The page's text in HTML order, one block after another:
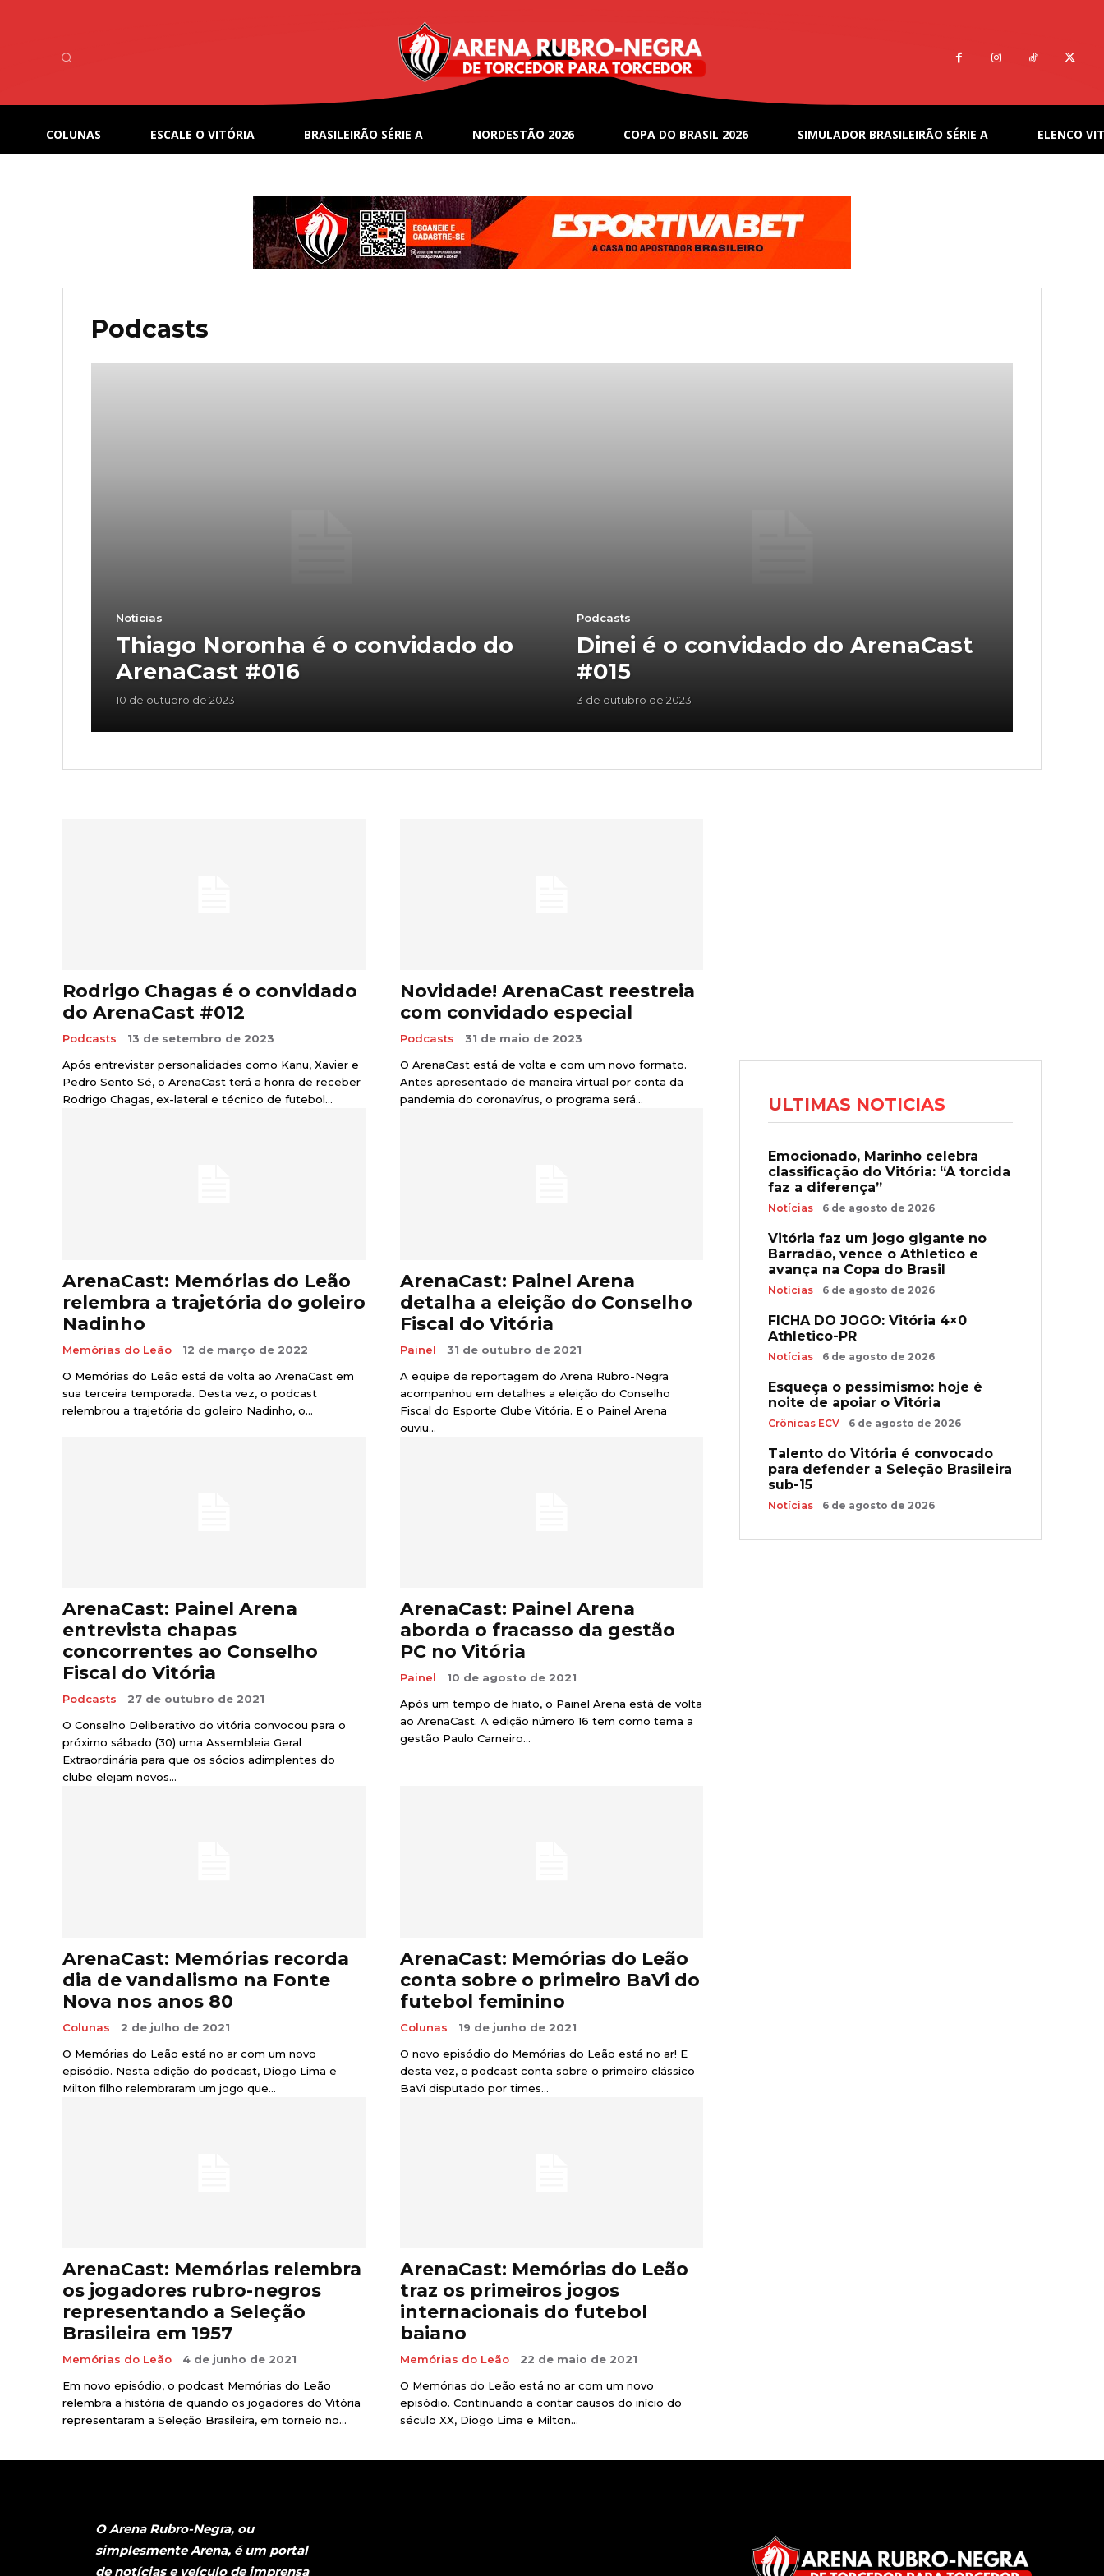
COLUNAS ESCALE O VITÓRIA BRASILEIRÃO SÉRIE A NORDESTÃO 2026 COPA DO BRASIL 2026 SIMULADOR BRASILEIRÃO SÉRIE A ELENCO
Podcasts
Notícias
Thiago Noronha é o convidado do
ArenaCast #016
10 de outubro de 2023
Podcasts
Dinei é o convidado do ArenaCast
#015
3 de outubro de 2023
Rodrigo Chagas é o convidado
do ArenaCast #012
Podcasts
13 de setembro de 2023
Após entrevistar personalidades como Kanu, Xavier e
Pedro Sento Sé, o ArenaCast terá a honra de receber
Rodrigo Chagas, ex-lateral e técnico de futebol...
Novidade! ArenaCast reestreia
com convidado especial
Podcasts
31 de maio de 2023
O ArenaCast está de volta e com um novo formato.
Antes apresentado de maneira virtual por conta da
pandemia do coronavírus, o programa será...
ArenaCast: Memórias do Leão
relembra a trajetória do goleiro
Nadinho
Memórias do Leão
12 de março de 2022
O Memórias do Leão está de volta ao ArenaCast em
sua terceira temporada. Desta vez, o podcast
relembrou a trajetória do goleiro Nadinho, o...
ArenaCast: Painel Arena
detalha a eleição do Conselho
Fiscal do Vitória
Painel
31 de outubro de 2021
A equipe de reportagem do Arena Rubro-Negra
acompanhou em detalhes a eleição do Conselho
Fiscal do Esporte Clube Vitória. E o Painel Arena
ouviu...
ArenaCast: Painel Arena
entrevista chapas
concorrentes ao Conselho
Fiscal do Vitória
Podcasts
27 de outubro de 2021
O Conselho Deliberativo do vitória convocou para o
próximo sábado (30) uma Assembleia Geral
Extraordinária para que os sócios adimplentes do
clube elejam novos...
ArenaCast: Painel Arena
aborda o fracasso da gestão
PC no Vitória
Painel
10 de agosto de 2021
Após um tempo de hiato, o Painel Arena está de volta
ao ArenaCast. A edição número 16 tem como tema a
gestão Paulo Carneiro...
ArenaCast: Memórias recorda
dia de vandalismo na Fonte
Nova nos anos 80
Colunas
2 de julho de 2021
O Memórias do Leão está no ar com um novo
episódio. Nesta edição do podcast, Diogo Lima e
Milton filho relembraram um jogo que...
ArenaCast: Memórias do Leão
conta sobre o primeiro BaVi do
futebol feminino
Colunas
19 de junho de 2021
O novo episódio do Memórias do Leão está no ar! E
desta vez, o podcast conta sobre o primeiro clássico
BaVi disputado por times...
ArenaCast: Memórias relembra
os jogadores rubro-negros
representando a Seleção
Brasileira em 1957
Memórias do Leão
4 de junho de 2021
Em novo episódio, o podcast Memórias do Leão
relembra a história de quando os jogadores do Vitória
representaram a Seleção Brasileira, em torneio no...
ArenaCast: Memórias do Leão
traz os primeiros jogos
internacionais do futebol
baiano
Memórias do Leão
22 de maio de 2021
O Memórias do Leão está no ar com um novo
episódio. Continuando a contar causos do início do
século XX, Diogo Lima e Milton...
ÚLTIMAS NOTÍCIAS
Emocionado, Marinho celebra
classificação do Vitória: “A torcida
faz a diferença”
Notícias 6 de agosto de 2026
Vitória faz um jogo gigante no
Barradão, vence o Athletico e
avança na Copa do Brasil
Notícias 6 de agosto de 2026
FICHA DO JOGO: Vitória 4×0
Athletico-PR
Notícias 6 de agosto de 2026
Esqueça o pessimismo: hoje é
noite de apoiar o Vitória
Crônicas ECV 6 de agosto de 2026
Talento do Vitória é convocado
para defender a Seleção Brasileira
sub-15
Notícias 6 de agosto de 2026
O Arena Rubro-Negra, ou
simplesmente Arena, é um portal
de notícias e veículo de imprensa